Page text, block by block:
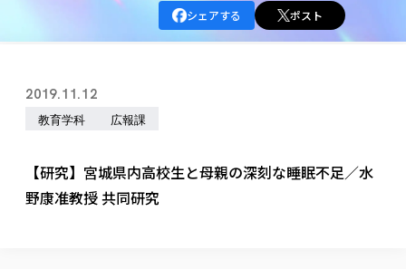
建学の精神・教育の理念
学長室の窓
各種方針
大学の歩み
学則
校歌の歴史
大学の取り組み
大学の取り組み
社会連携・研究
カリキュラム編成ガイドライン
情報公開
寄附行為
学部・大学院TOP
総合福祉学部
社会福祉学科
福祉行政学科
共生まちづくり学部
共生まちづくり学科
教育学部
健康科学部
入学試験
デジタルパンフ
就職状況
課外活動
課外活動 TOP
国際交流
シェアする ポスト
2019.11.12
教育学科 広報課
【研究】宮城県内高校生と母親の深刻な睡眠不足／水
野康准教授 共同研究